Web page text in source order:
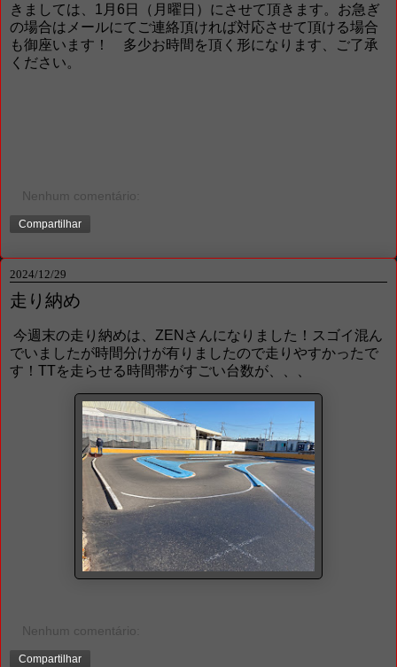
きましては、1月6日（月曜日）にさせて頂きます。お急ぎ
の場合はメールにてご連絡頂ければ対応させて頂ける場合
も御座います！ 多少お時間を頂く形になります、ご了承
ください。
Nenhum comentário:
Compartilhar
2024/12/29
走り納め
今週末の走り納めは、ZENさんになりました！スゴイ混ん
でいましたが時間分けが有りましたので走りやすかったで
す！TTを走らせる時間帯がすごい台数が、、、
Nenhum comentário:
Compartilhar